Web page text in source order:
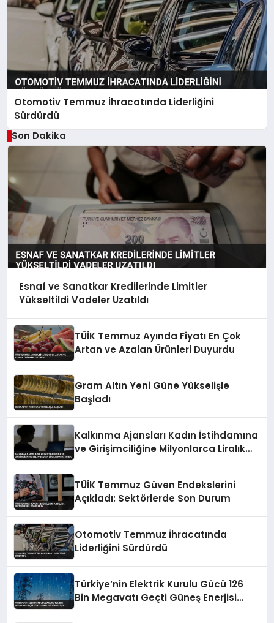
Otomotiv Temmuz İhracatında Liderliğini
Sürdürdü
Son Dakika
Esnaf ve Sanatkar Kredilerinde Limitler
Yükseltildi Vadeler Uzatıldı
TÜİK Temmuz Ayında Fiyatı En Çok
Artan ve Azalan Ürünleri Duyurdu
Gram Altın Yeni Güne Yükselişle
Başladı
Kalkınma Ajansları Kadın İstihdamına
ve Girişimciliğine Milyonlarca Liralık
TÜİK Temmuz Güven Endekslerini
Açıkladı: Sektörlerde Son Durum
Otomotiv Temmuz İhracatında
Liderliğini Sürdürdü
Türkiye’nin Elektrik Kurulu Gücü 126
Bin Megavatı Geçti Güneş Enerjisi